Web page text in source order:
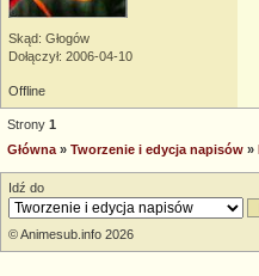
Skąd: Głogów
Dołączył: 2006-04-10
Offline
Strony 1
Główna » Tworzenie i edycja napisów »
Idź do
© Animesub.info 2026